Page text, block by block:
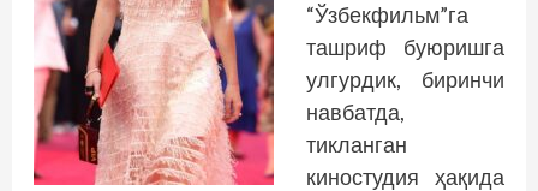
“Ўзбекфильм”га
ташриф буюришга
улгурдик, биринчи
навбатда,
тикланган
киностудия ҳақида